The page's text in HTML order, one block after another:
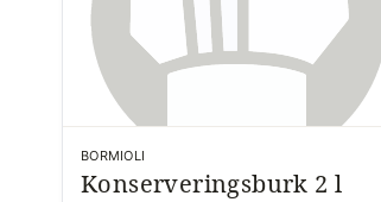
BORMIOLI
Konserveringsburk 2 l